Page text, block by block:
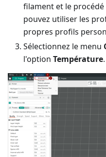
filament et le
pouvez utiliser les
propres profils
Sélectionnez le menu
l'option Température.